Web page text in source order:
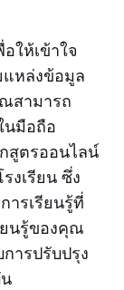
อให้เข้าใจ
แหล่งข้อมูล
สามารถ
นมือถือ
สูตรออนไลน์
งเรียน ซึ่ง
ารเรียนรู้ที่
ยนรู้ของคุณ
ารปรับปรุง